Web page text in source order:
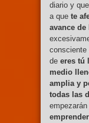
diario y
a que te
avance
consciente
de eres tú
medio
amplia y
todas las